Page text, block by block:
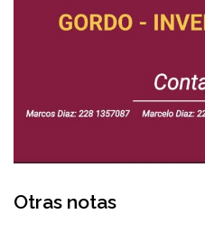
Otras notas